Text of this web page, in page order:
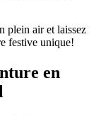
plein air et laissez
festive unique!
en